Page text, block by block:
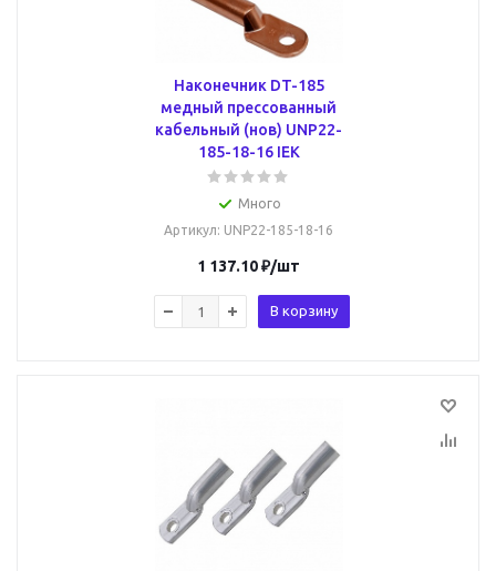
Наконечник DT-185
медный прессованный
кабельный (нов) UNP22-
185-18-16 IEK
Много
Артикул: UNP22-185-18-16
1 137.10₽/шт
В корзину